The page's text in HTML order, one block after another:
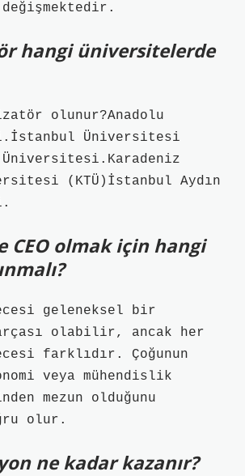
hangi üniversitelerde
olunur?Anadolu
Üniversitesi
(KTÜ)İstanbul Aydın
CEO olmak için hangi
geleneksel bir
olabilir, ancak her
farklıdır. Çoğunun
veya mühendislik
mezun olduğunu
olur.
ne kadar kazanır?